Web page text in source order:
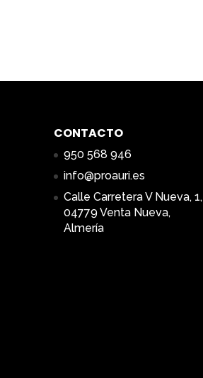
CONTACTO
950 568 946
info@proauri.es
Calle Carretera V Nueva, 1,
04779 Venta Nueva,
Almería